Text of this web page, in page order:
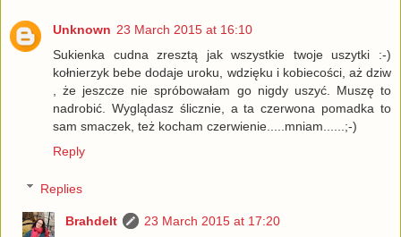
Unknown 23 March 2015 at 16:10
Sukienka cudna zresztą jak wszystkie twoje uszytki :-)
kołnierzyk bebe dodaje uroku, wdzięku i kobiecości, aż dziw
, że jeszcze nie spróbowałam go nigdy uszyć. Muszę to
nadrobić. Wyglądasz ślicznie, a ta czerwona pomadka to
sam smaczek, też kocham czerwienie.....mniam......;-)
Reply
Replies
Brahdelt
23 March 2015 at 17:20